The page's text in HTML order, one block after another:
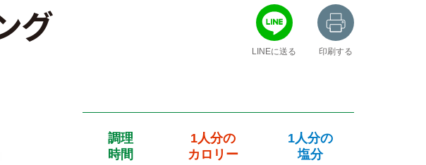
グ
LINEに送る 印刷する
調理
時間
1人分の
カロリー
1人分の
塩分